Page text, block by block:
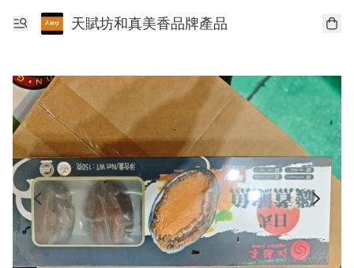
天賦坊和真美香品牌產品